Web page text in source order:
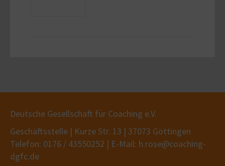
Deutsche Gesellschaft für Coaching e.V.
Geschäftsstelle | Kurze Str. 13 | 37073 Göttingen
Telefon: 0176 / 43550252 | E-Mail: h.rose@coaching-
dgfc.de